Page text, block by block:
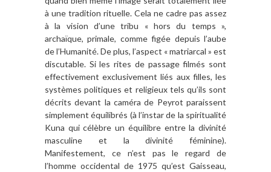
à une tradition rituelle. Cela ne cadre pas assez
à la vision d’une tribu « hors du temps »,
archaïque, primale, comme figée depuis l’aube
de l’Humanité. De plus, l’aspect « matriarcal » est
discutable. Si les rites de passage filmés sont
effectivement exclusivement liés aux filles, les
systèmes politiques et religieux tels qu’ils sont
décrits devant la caméra de Peyrot paraissent
simplement équilibrés (à l’instar de la spiritualité
Kuna qui célèbre un équilibre entre la divinité
masculine et la divinité féminine).
Manifestement, ce n’est pas le regard de
l’homme occidental de 1975 qu’est Gaisseau,